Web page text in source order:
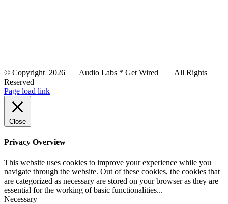
© Copyright 2026 | Audio Labs * Get Wired | All Rights
Reserved
Facebook
Instagram
YouTube
LinkedIn
X
Page load link
Close
Privacy Overview
This website uses cookies to improve your experience while you
navigate through the website. Out of these cookies, the cookies that
are categorized as necessary are stored on your browser as they are
essential for the working of basic functionalities...
Necessary